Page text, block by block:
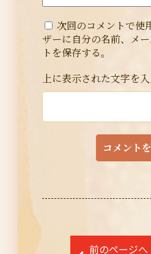
次回のコメントで使
ザーに自分の名前、メ
トを保存する。
上に表示された文字を
投
前のページへ